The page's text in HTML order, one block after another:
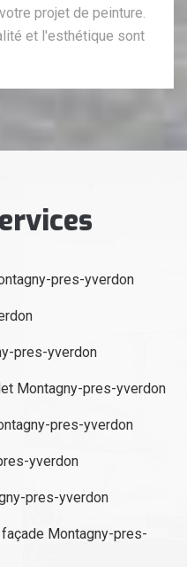
projet de peinture.
et l'esthétique sont
pres-yverdon
pres-yverdon
Montagny-pres-yverdon
pres-yverdon
yverdon
pres-yverdon
Montagny-pres-